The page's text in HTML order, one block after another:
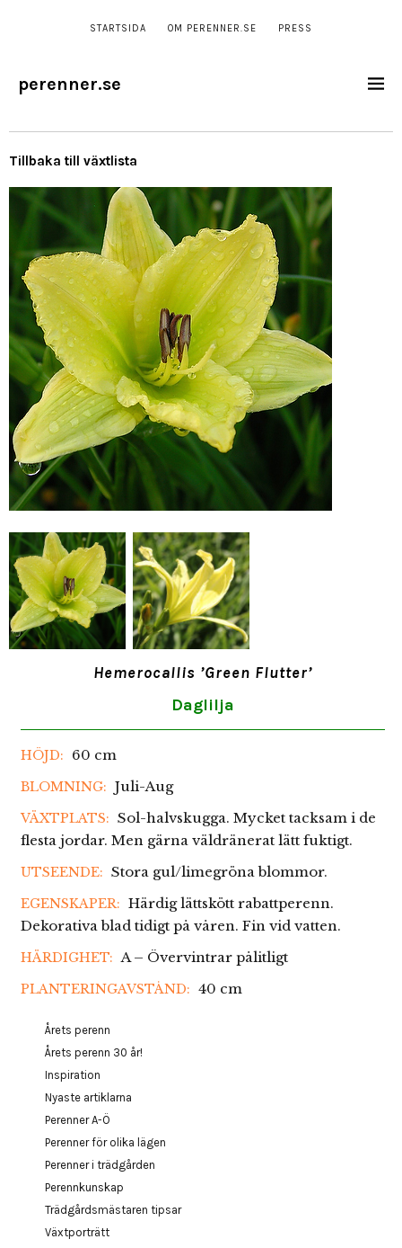
STARTSIDA OM PERENNER.SE PRESS
perenner.se
Tillbaka till växtlista
Hemerocallis ’Green Flutter’
Daglilja
HÖJD: 60 cm
BLOMNING: Juli-Aug
VÄXTPLATS: Sol-halvskugga. Mycket tacksam i de
flesta jordar. Men gärna väldränerat lätt fuktigt.
UTSEENDE: Stora gul/limegröna blommor.
EGENSKAPER: Härdig lättskött rabattperenn.
Dekorativa blad tidigt på våren. Fin vid vatten.
HÄRDIGHET: A – Övervintrar pålitligt
PLANTERINGAVSTÅND: 40 cm
Årets perenn
Årets perenn 30 år!
Inspiration
Nyaste artiklarna
Perenner A-Ö
Perenner för olika lägen
Perenner i trädgården
Perennkunskap
Trädgårdsmästaren tipsar
Växtporträtt